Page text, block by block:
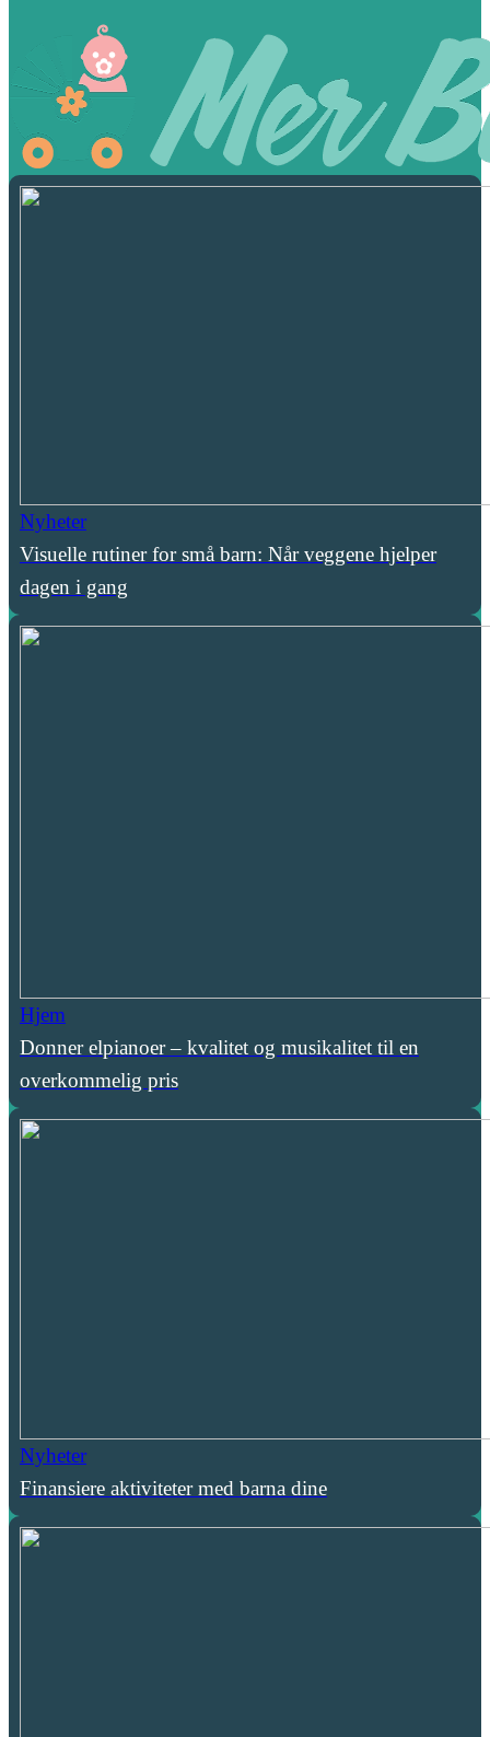
Nyheter
Visuelle rutiner for små barn: Når veggene hjelper
dagen i gang
Hjem
Donner elpianoer – kvalitet og musikalitet til en
overkommelig pris
Nyheter
Finansiere aktiviteter med barna dine